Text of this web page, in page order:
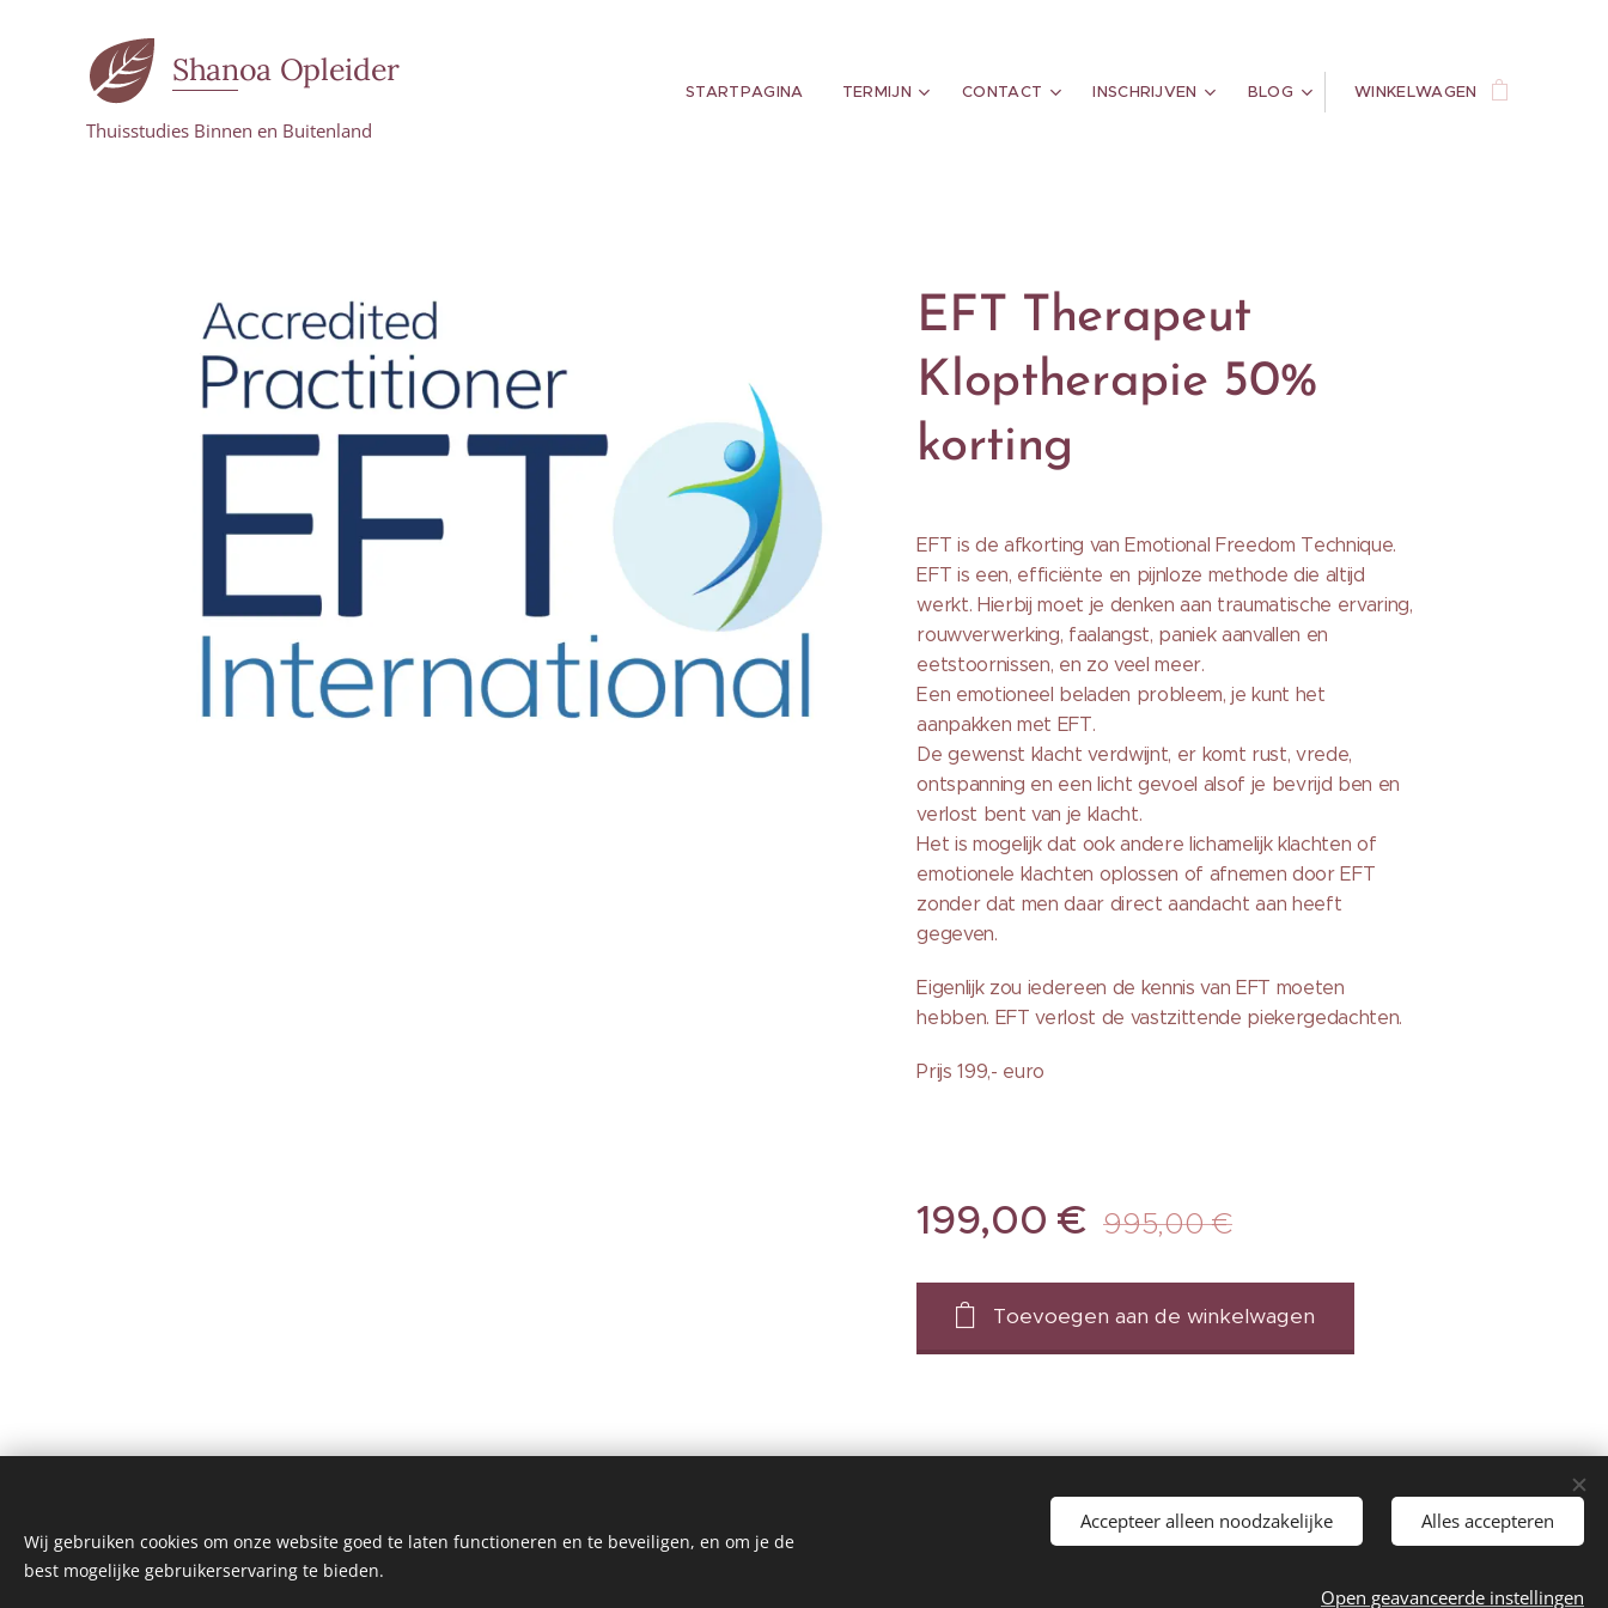
Shanoa Opleider
Thuisstudies Binnen en Buitenland
STARTPAGINA TERMIJN CONTACT INSCHRIJVEN BLOG WINKELWAGEN
EFT Therapeut
Kloptherapie 50%
korting
EFT is de afkorting van Emotional Freedom Technique.
EFT is een, efficiënte en pijnloze methode die altijd
werkt. Hierbij moet je denken aan traumatische ervaring,
rouwverwerking, faalangst, paniek aanvallen en
eetstoornissen, en zo veel meer.
Een emotioneel beladen probleem, je kunt het
aanpakken met EFT.
De gewenst klacht verdwijnt, er komt rust, vrede,
ontspanning en een licht gevoel alsof je bevrijd ben en
verlost bent van je klacht.
Het is mogelijk dat ook andere lichamelijk klachten of
emotionele klachten oplossen of afnemen door EFT
zonder dat men daar direct aandacht aan heeft
gegeven.
Eigenlijk zou iedereen de kennis van EFT moeten
hebben. EFT verlost de vastzittende piekergedachten.
Prijs 199,- euro
199,00 € 995,00€
Toevoegen aan de winkelwagen
©1994-2026 Shanoa Internationaal - Shanoa Nederland - België/ Amsterdam, Groningen, Utrecht /Contact E-mail: onlinestudies@outlook.com -
Wij gebruiken cookies om onze website goed te laten functioneren en te beveiligen, en om je de
best mogelijke gebruikerservaring te bieden.
Accepteer alleen noodzakelijke Alles accepteren
Open geavanceerde instellingen